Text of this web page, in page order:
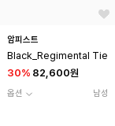
암피스트
Black_Regimental Tie
30% 82,600원
옵션 남성